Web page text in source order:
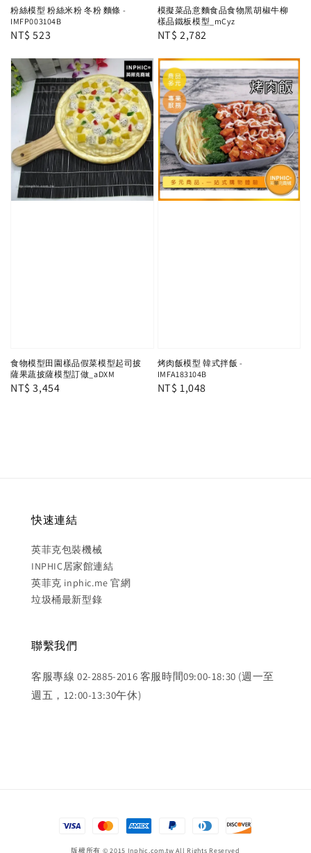
粉絲模型 粉絲米粉 冬粉 麵條 -
IMFP003104B
Regular
NT$ 523
模擬菜品意麵食品食物黑胡椒牛柳
樣品鐵板模型_mCyz
Regular
NT$ 2,782
食物模型田園樣品假菜模型起司披
薩果蔬披薩模型訂做_aDXM
Regular
NT$ 3,454
烤肉飯模型 韓式拌飯 -
IMFA183104B
Regular
NT$ 1,048
快速連結
英菲克包裝機械
INPHIC居家館連結
英菲克 inphic.me 官網
垃圾桶最新型錄
聯繫我們
客服專線 02-2885-2016 客服時間09:00-18:30 (週一至
週五，12:00-13:30午休)
版權所有 © 2015 Inphic.com.tw All Rights Reserved